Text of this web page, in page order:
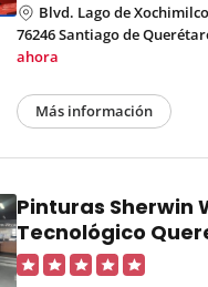
Blvd. Lago de
76246 Santiago de
ahora
Más información
Pinturas Sherwin
Tecnológico